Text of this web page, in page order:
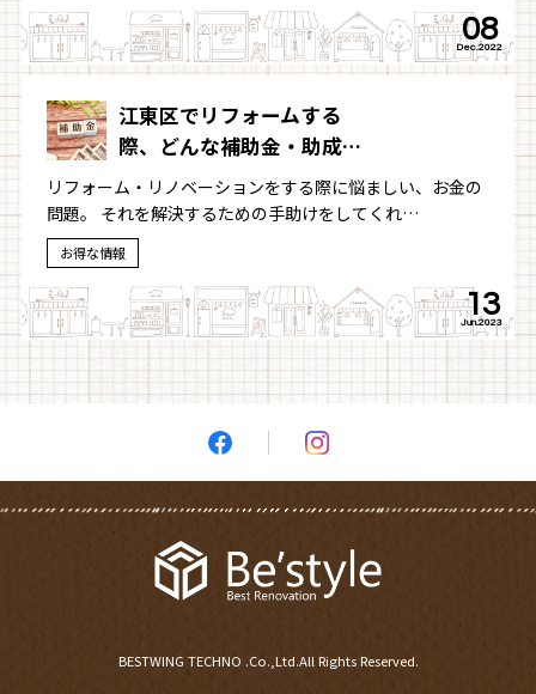
08
Dec.2022
江東区でリフォームする
際、どんな補助金・助成…
リフォーム・リノベーションをする際に悩ましい、お金の
問題。 それを解決するための手助けをしてくれ…
お得な情報
13
Jun.2023
BESTWING TECHNO .Co.,Ltd.All Rights Reserved.